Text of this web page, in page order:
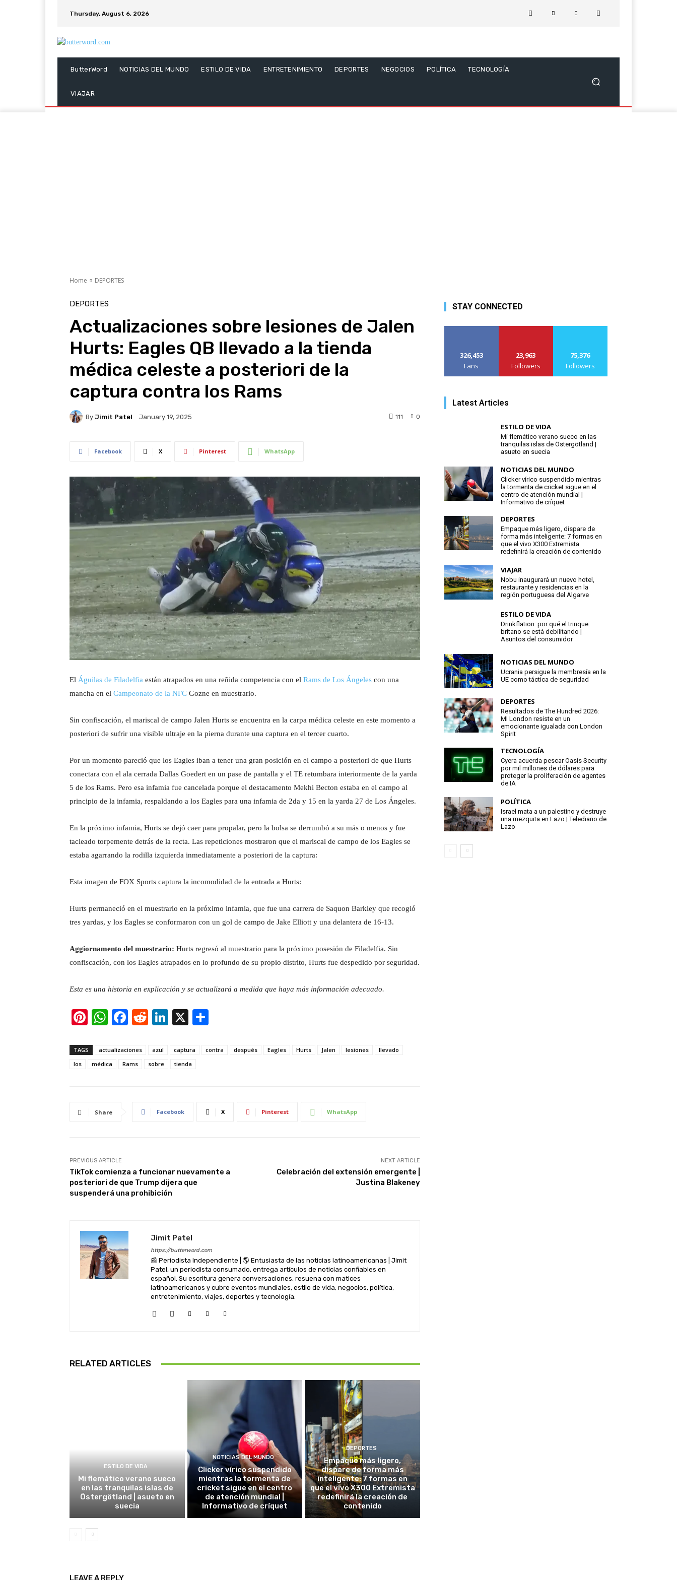
Thursday, August 6, 2026
ButterWord NOTICIAS DEL MUNDO ESTILO DE VIDA ENTRETENIMIENTO DEPORTES NEGOCIOS POLÍTICA TECNOLOGÍA
VIAJAR
Home DEPORTES
DEPORTES
Actualizaciones sobre lesiones de Jalen
Hurts: Eagles QB llevado a la tienda
médica celeste a posteriori de la
captura contra los Rams
By Jimit Patel January 19, 2025 0
111
Facebook X Pinterest WhatsApp
El Águilas de Filadelfia están atrapados en una reñida competencia con el Rams de Los Ángeles con una
mancha en el Campeonato de la NFC Gozne en muestrario.
Sin confiscación, el mariscal de campo Jalen Hurts se encuentra en la carpa médica celeste en este momento a
posteriori de sufrir una visible ultraje en la pierna durante una captura en el tercer cuarto.
Por un momento pareció que los Eagles iban a tener una gran posición en el campo a posteriori de que Hurts
conectara con el ala cerrada Dallas Goedert en un pase de pantalla y el TE retumbara interiormente de la yarda
5 de los Rams. Pero esa infamia fue cancelada porque el destacamento Mekhi Becton estaba en el campo al
principio de la infamia, respaldando a los Eagles para una infamia de 2da y 15 en la yarda 27 de Los Ángeles.
En la próximo infamia, Hurts se dejó caer para propalar, pero la bolsa se derrumbó a su más o menos y fue
tacleado torpemente detrás de la recta. Las repeticiones mostraron que el mariscal de campo de los Eagles se
estaba agarrando la rodilla izquierda inmediatamente a posteriori de la captura:
Esta imagen de FOX Sports captura la incomodidad de la entrada a Hurts:
Hurts permaneció en el muestrario en la próximo infamia, que fue una carrera de Saquon Barkley que recogió
tres yardas, y los Eagles se conformaron con un gol de campo de Jake Elliott y una delantera de 16-13.
Aggiornamento del muestrario: Hurts regresó al muestrario para la próximo posesión de Filadelfia. Sin
confiscación, con los Eagles atrapados en lo profundo de su propio distrito, Hurts fue despedido por seguridad.
Esta es una historia en explicación y se actualizará a medida que haya más información adecuado.
Pi
er
e
W
at
s
p
F
c
e
R
d
di
Li
k
e
X
ar
TAGS actualizaciones azul captura contra después Eagles Hurts Jalen lesiones
llevado
los
médica Rams sobre tienda
Share Facebook X Pinterest WhatsApp
PREVIOUS ARTICLE
TikTok comienza a funcionar nuevamente a
posteriori de que Trump dijera que
suspenderá una prohibición
NEXT ARTICLE
Celebración del extensión emergente |
Justina Blakeney
Jimit Patel
https://butterword.com
📰 Periodista Independiente | 🌎 Entusiasta de las noticias latinoamericanas | Jimit
Patel, un periodista consumado, entrega artículos de noticias confiables en
español. Su escritura genera conversaciones, resuena con matices
latinoamericanos y cubre eventos mundiales, estilo de vida, negocios, política,
entretenimiento, viajes, deportes y tecnología.
RELATED ARTICLES
ESTILO DE VIDA
Mi flemático verano sueco
en las tranquilas islas de
Östergötland | asueto en
suecia
NOTICIAS DEL MUNDO
Clicker vírico suspendido
mientras la tormenta de
cricket sigue en el centro
de atención mundial |
Informativo de críquet
DEPORTES
Empaque más ligero,
dispare de forma más
inteligente: 7 formas en
que el vivo X300 Extremista
redefinirá la creación de
contenido
LEAVE A REPLY
STAY CONNECTED
326,453
Fans
23,963
Followers
75,376
Followers
Latest Articles
ESTILO DE VIDA
Mi flemático verano sueco en las
tranquilas islas de Östergötland |
asueto en suecia
NOTICIAS DEL MUNDO
Clicker vírico suspendido mientras
la tormenta de cricket sigue en el
centro de atención mundial |
Informativo de críquet
DEPORTES
Empaque más ligero, dispare de
forma más inteligente: 7 formas en
que el vivo X300 Extremista
redefinirá la creación de contenido
VIAJAR
Nobu inaugurará un nuevo hotel,
restaurante y residencias en la
región portuguesa del Algarve
ESTILO DE VIDA
Drinkflation: por qué el trinque
britano se está debilitando |
Asuntos del consumidor
NOTICIAS DEL MUNDO
Ucrania persigue la membresía en la
UE como táctica de seguridad
DEPORTES
Resultados de The Hundred 2026:
MI London resiste en un
emocionante igualada con London
Spirit
TECNOLOGÍA
Cyera acuerda pescar Oasis Security
por mil millones de dólares para
proteger la proliferación de agentes
de IA
POLÍTICA
Israel mata a un palestino y destruye
una mezquita en Lazo | Telediario de
Lazo